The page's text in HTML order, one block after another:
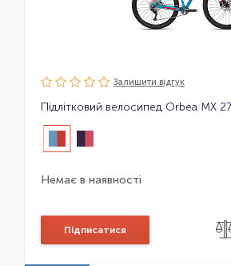
Залишити вiдгук
Підлітковий велосипед Orbea MX
Немає в наявності
Підписатися